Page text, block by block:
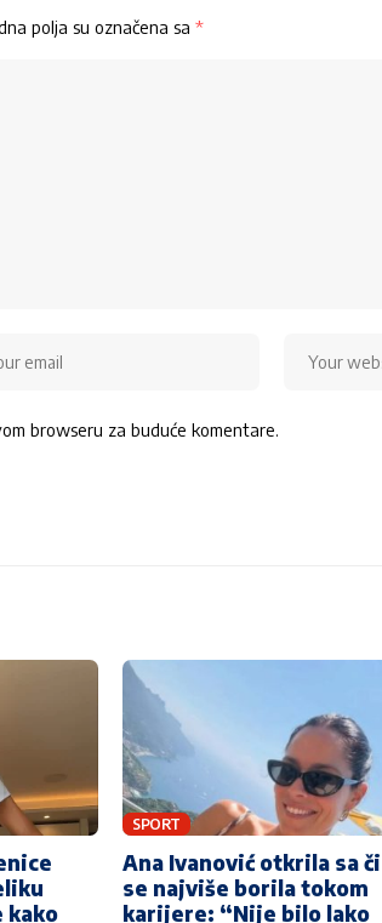
polja su označena sa *
browseru za buduće komentare.
kako
SPORT
Ana Ivanović otkrila sa
se najviše borila tokom
karijere: “Nije bilo lako